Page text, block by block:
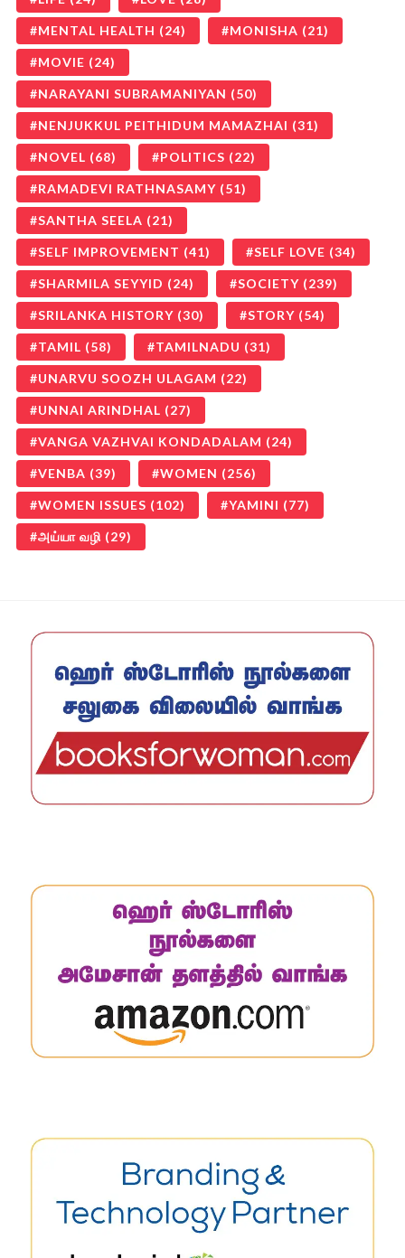
MENTAL HEALTH (24) MONISHA (21)
MOVIE (24)
NARAYANI SUBRAMANIYAN (50)
NENJUKKUL PEITHIDUM MAMAZHAI (31)
NOVEL (68) POLITICS (22)
RAMADEVI RATHNASAMY (51)
SANTHA SEELA (21)
SELF IMPROVEMENT (41) SELF LOVE (34)
SHARMILA SEYYID (24) SOCIETY (239)
SRILANKA HISTORY (30) STORY (54)
TAMIL (58) TAMILNADU (31)
UNARVU SOOZH ULAGAM (22)
UNNAI ARINDHAL (27)
VANGA VAZHVAI KONDADALAM (24)
VENBA (39) WOMEN (256)
WOMEN ISSUES (102) YAMINI (77)
அய்யா வழி (29)